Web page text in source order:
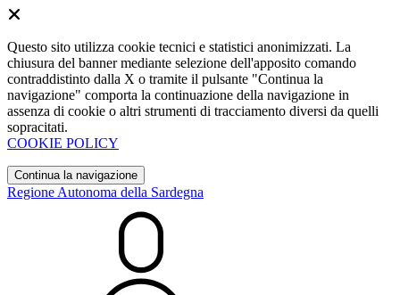
Questo sito utilizza cookie tecnici e statistici anonimizzati. La
chiusura del banner mediante selezione dell'apposito comando
contraddistinto dalla X o tramite il pulsante "Continua la
navigazione" comporta la continuazione della navigazione in
assenza di cookie o altri strumenti di tracciamento diversi da quelli
sopracitati.
COOKIE POLICY
Continua la navigazione
Regione Autonoma della Sardegna